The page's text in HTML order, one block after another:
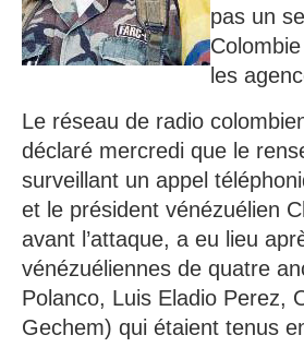
pas un
les
Le réseau de radio
déclaré mercredi que le
surveillant un appel
et le président vénézuélien
avant l’attaque, a eu lieu
vénézuéliennes de quatre
Polanco, Luis Eladio Perez,
Gechem) qui étaient tenus